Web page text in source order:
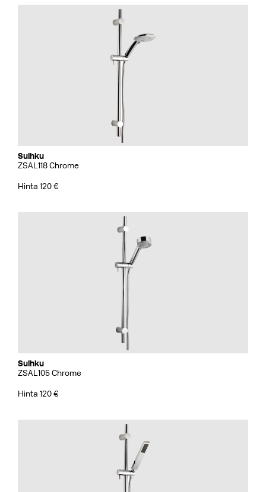
Suihku
ZSAL118 Chrome
Hinta 120 €
Suihku
ZSAL105 Chrome
Hinta 120 €